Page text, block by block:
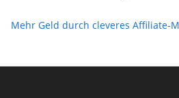
Mehr Geld durch cleveres Affiliate-